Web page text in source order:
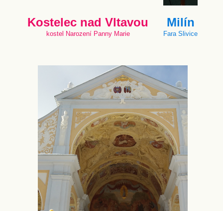
Kostelec nad Vltavou
kostel Narození Panny Marie
Milín
Fara Slivice